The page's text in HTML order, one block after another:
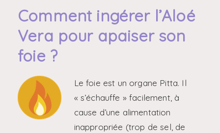
Comment ingérer l’Aloé
Vera pour apaiser son
foie ?
Le foie est un organe Pitta. Il
« s’échauffe » facilement, à
cause d’une alimentation
inappropriée (trop de sel, de